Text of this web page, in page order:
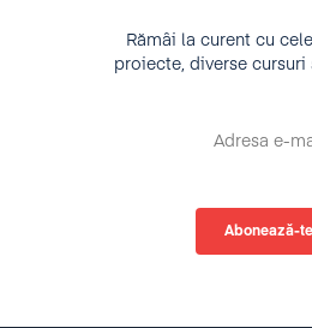
Rămâi la curent cu
proiecte, diverse cursuri